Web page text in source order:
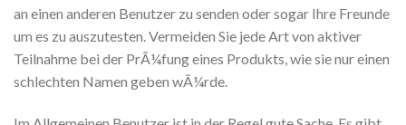
an einen anderen Benutzer zu senden oder sogar Ihre Freunde
um es zu auszutesten. Vermeiden Sie jede Art von aktiver
Teilnahme bei der PrÃ¼fung eines Produkts, wie sie nur einen
schlechten Namen geben wÃ¼rde.